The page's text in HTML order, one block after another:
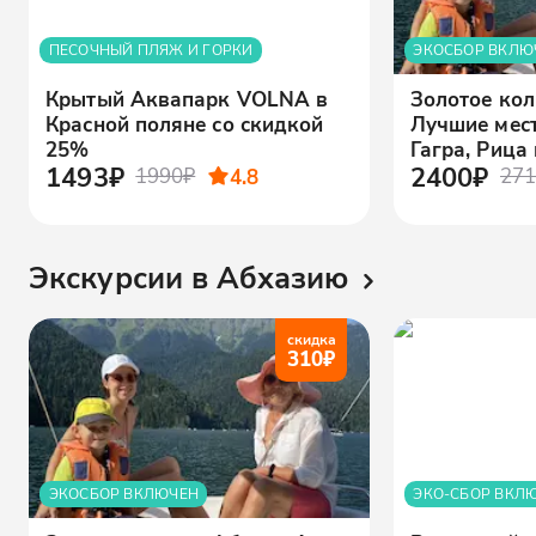
ПЕСОЧНЫЙ ПЛЯЖ И ГОРКИ
Крытый Аквапарк VOLNA в
Красной поляне со скидкой
25%
1493₽ 1990₽ 4.8
ЭКОСБОР
Золотое
Лучшие
Гагра,
2400₽
Экскурсии в Абхазию
скидка
310₽
ЭКОСБОР ВКЛЮЧЕН ЭКО-СБОР